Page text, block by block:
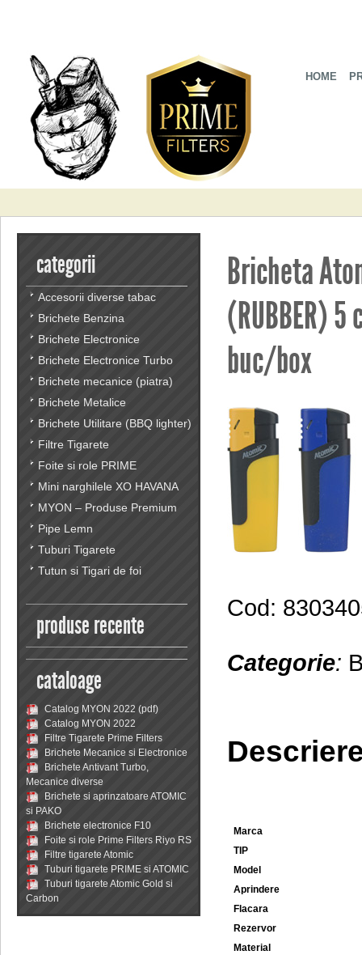
HOME
categorii
Accesorii diverse tabac
Brichete Benzina
Brichete Electronice
Brichete Electronice Turbo
Brichete mecanice (piatra)
Brichete Metalice
Brichete Utilitare (BBQ lighter)
Filtre Tigarete
Foite si role PRIME
Mini narghilele XO HAVANA
MYON – Produse Premium
Pipe Lemn
Tuburi Tigarete
Tutun si Tigari de foi
produse recente
cataloage
Catalog MYON 2022 (pdf)
Catalog MYON 2022
Filtre Tigarete Prime Filters
Brichete Mecanice si Electronice
Brichete Antivant Turbo,
Mecanice diverse
Brichete si aprinzatoare ATOMIC
si PAKO
Brichete electronice F10
Foite si role Prime Filters Riyo RS
Filtre tigarete Atomic
Tuburi tigarete PRIME si ATOMIC
Tuburi tigarete Atomic Gold si
Carbon
Bricheta
(RUBBER)
buc/box
Cod:
Categorie:
Marca
TIP
Model
Aprindere
Flacara
Rezervor
Material